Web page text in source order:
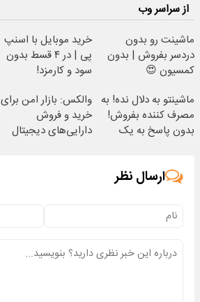
از سراسر وب
ماشینت رو بدون
دردسر بفروش | بدون
کمسیون 😍
خرید موبایل با اسنپ
پی | در ۴ قسط بدون
سود و کارمزد!
ماشینتو به دلال نده! به
مصرف کننده بفروش!
بدون پاسخ به یک
والکس: بازار امن برای
خرید و فروش
دارایی‌های دیجیتال
ارسال نظر